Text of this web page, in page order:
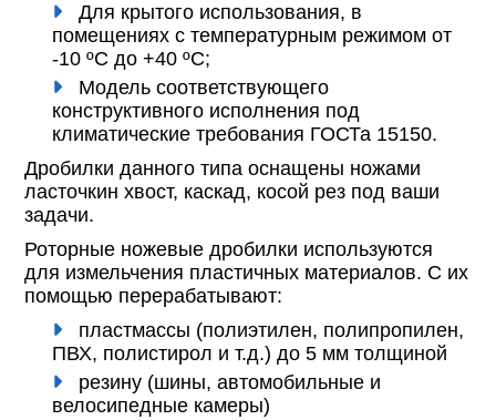
Для крытого использования, в
помещениях с температурным режимом от
-10 ºС до +40 ºС;
Модель соответствующего
конструктивного исполнения под
климатические требования ГОСТа 15150.
Дробилки данного типа оснащены ножами
ласточкин хвост, каскад, косой рез под ваши
задачи.
Роторные ножевые дробилки используются
для измельчения пластичных материалов. С их
помощью перерабатывают:
пластмассы (полиэтилен, полипропилен,
ПВХ, полистирол и т.д.) до 5 мм толщиной
резину (шины, автомобильные и
велосипедные камеры)